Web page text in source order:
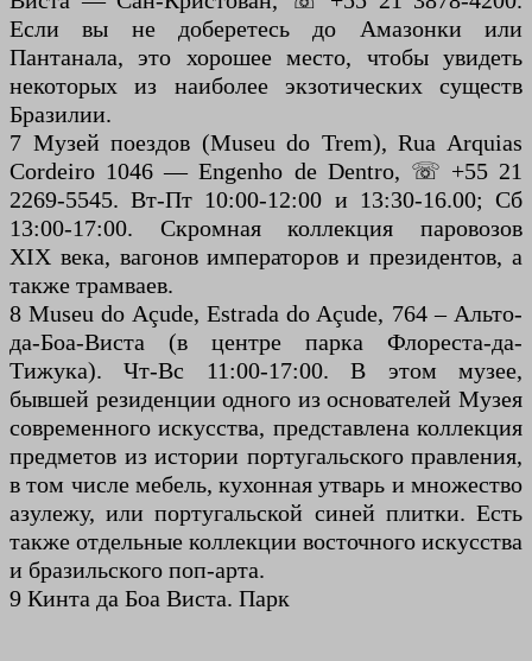
Если вы не доберетесь до Амазонки или
Пантанала, это хорошее место, чтобы увидеть
некоторых из наиболее экзотических существ
Бразилии.
7 Музей поездов (Museu do Trem), Rua Arquias
Cordeiro 1046 — Engenho de Dentro, ☏ +55 21
2269-5545. Вт-Пт 10:00-12:00 и 13:30-16.00; Сб
13:00-17:00. Скромная коллекция паровозов
XIX века, вагонов императоров и президентов, а
также трамваев.
8 Museu do Açude, Estrada do Açude, 764 – Альто-
да-Боа-Виста (в центре парка Флореста-да-
Тижука). Чт-Вс 11:00-17:00. В этом музее,
бывшей резиденции одного из основателей Музея
современного искусства, представлена коллекция
предметов из истории португальского правления,
в том числе мебель, кухонная утварь и множество
азулежу, или португальской синей плитки. Есть
также отдельные коллекции восточного искусства
и бразильского поп-арта.
9 Кинта да Боа Виста. Парк